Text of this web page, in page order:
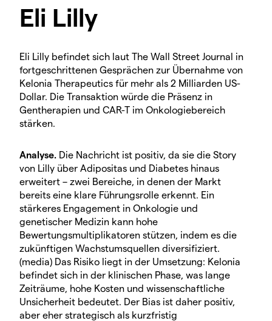
Eli Lilly
Eli Lilly befindet sich laut The Wall Street Journal in
fortgeschrittenen Gesprächen zur Übernahme von
Kelonia Therapeutics für mehr als 2 Milliarden US-
Dollar. Die Transaktion würde die Präsenz in
Gentherapien und CAR-T im Onkologiebereich
stärken.
Analyse. Die Nachricht ist positiv, da sie die Story
von Lilly über Adipositas und Diabetes hinaus
erweitert – zwei Bereiche, in denen der Markt
bereits eine klare Führungsrolle erkennt. Ein
stärkeres Engagement in Onkologie und
genetischer Medizin kann hohe
Bewertungsmultiplikatoren stützen, indem es die
zukünftigen Wachstumsquellen diversifiziert.
(media) Das Risiko liegt in der Umsetzung: Kelonia
befindet sich in der klinischen Phase, was lange
Zeiträume, hohe Kosten und wissenschaftliche
Unsicherheit bedeutet. Der Bias ist daher positiv,
aber eher strategisch als kurzfristig